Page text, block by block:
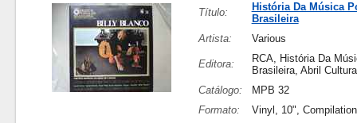
Título:
História Da Música
Brasileira
Artista:
Various
Editora:
RCA, História Da
Brasileira, Abril
Catálogo:
MPB 32
Formato:
Vinyl, 10", Compilation